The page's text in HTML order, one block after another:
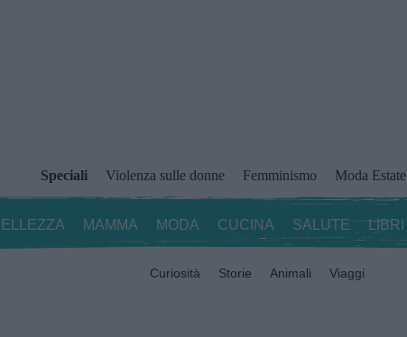
Speciali Violenza sulle donne Femminismo Moda Estate
MAMMA MODA CUCINA SALUTE LIBRI
Curiosità Storie Animali Viaggi